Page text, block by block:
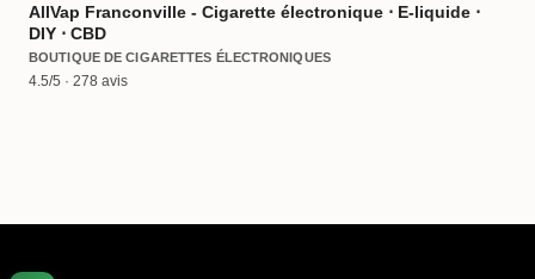
AllVap Franconville - Cigarette électronique ⋅ E-liquide ⋅
DIY ⋅ CBD
BOUTIQUE DE CIGARETTES ÉLECTRONIQUES
4.5/5 · 278 avis